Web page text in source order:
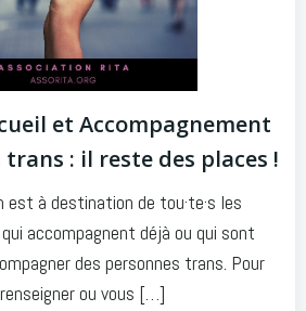
et Accompagnement
: il reste des places !
à destination de tou·te·s les
qui accompagnent déjà ou qui sont
des personnes trans. Pour
ou vous […]